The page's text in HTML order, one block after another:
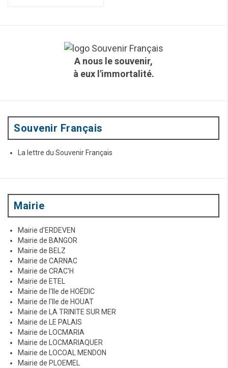
r
A nous le souvenir,
à eux l'immortalité.
Souvenir Français
La lettre du Souvenir Français
Mairie
Mairie d'ERDEVEN
Mairie de BANGOR
Mairie de BELZ
Mairie de CARNAC
Mairie de CRAC'H
Mairie de ETEL
Mairie de l'Ile de HOËDIC
Mairie de l'Ile de HOUAT
Mairie de LA TRINITE SUR MER
Mairie de LE PALAIS
Mairie de LOCMARIA
Mairie de LOCMARIAQUER
Mairie de LOCOAL MENDON
Mairie de PLOEMEL